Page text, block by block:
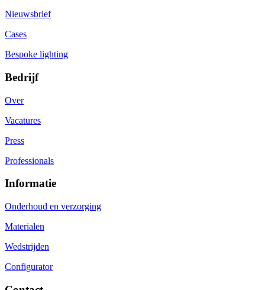
Nieuwsbrief
Cases
Bespoke lighting
Bedrijf
Over
Vacatures
Press
Professionals
Informatie
Onderhoud en verzorging
Materialen
Wedstrijden
Configurator